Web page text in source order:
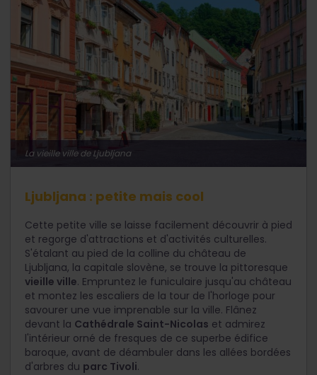
La vieille ville de Ljubljana
Ljubljana : petite mais cool
Cette petite ville se laisse facilement découvrir à pied
et regorge d'attractions et d'activités culturelles.
S'étalant au pied de la colline du château de
Ljubljana, la capitale slovène, se trouve la pittoresque
vieille ville. Empruntez le funiculaire jusqu'au château
et montez les escaliers de la tour de l'horloge pour
savourer une vue imprenable sur la ville. Flânez
devant la Cathédrale Saint-Nicolas et admirez
l'intérieur orné de fresques de ce superbe édifice
baroque, avant de déambuler dans les allées bordées
d'arbres du parc Tivoli.